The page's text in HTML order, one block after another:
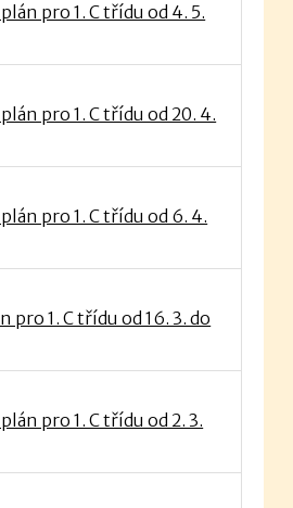
pro 1. C třídu od 4. 5.
pro 1. C třídu od 20. 4.
pro 1. C třídu od 6. 4.
1. C třídu od 16. 3. do
pro 1. C třídu od 2. 3.